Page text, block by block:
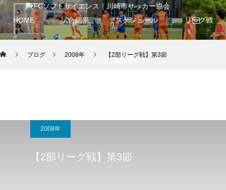
HOME 試合結果 スケジュール リーグ戦
お問い合わせ
ブログ 2008年 【2部リーグ戦】第3節
2008年
【2部リーグ戦】第3節